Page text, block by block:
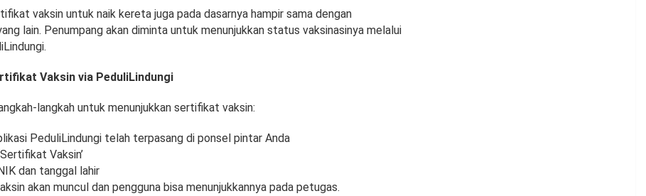
vaksin untuk naik kereta juga pada dasarnya hampir sama dengan
lain. Penumpang akan diminta untuk menunjukkan status vaksinasinya melalui
Vaksin via PeduliLindungi
langkah untuk menunjukkan sertifikat vaksin:
PeduliLindungi telah terpasang di ponsel pintar Anda
Vaksin’
dan tanggal lahir
akan muncul dan pengguna bisa menunjukkannya pada petugas.